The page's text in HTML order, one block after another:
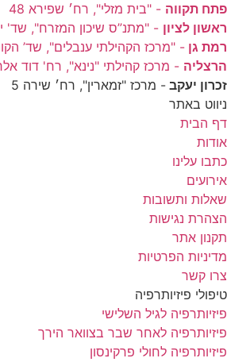
פתח תקווה - "בית מזלי", רח׳ שפירא 48
ראשון לציון - "מתנ”ס שיכון המזרח", שד'
רמת גן - "מרכז הקהילתי ענבלים", שד’
הרצליה - מרכז קהילתי "נינא", רח' דוד
זכרון יעקב - מרכז "זמארין", רח׳ שירה 5
ניווט באתר
דף הבית
אודות
כתבו עלינו
אירועים
שאלות ותשובות
הצהרת נגישות
תקנון אתר
מדיניות הפרטיות
צרו קשר
טיפולי פיזיותרפיה
פיזיותרפיה לגיל השלישי
פיזיותרפיה לאחר שבר בצוואר הירך
פיזיותרפיה לחולי פרקינסון